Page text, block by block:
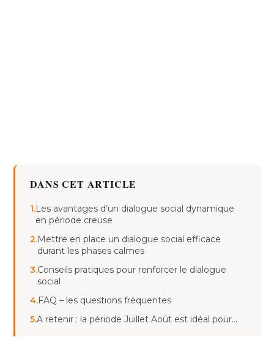
DANS CET ARTICLE
1.Les avantages d’un dialogue social dynamique
en période creuse
2.Mettre en place un dialogue social efficace
durant les phases calmes
3.Conseils pratiques pour renforcer le dialogue
social
4.FAQ – les questions fréquentes
5.A retenir : la période Juillet Août est idéal pour…